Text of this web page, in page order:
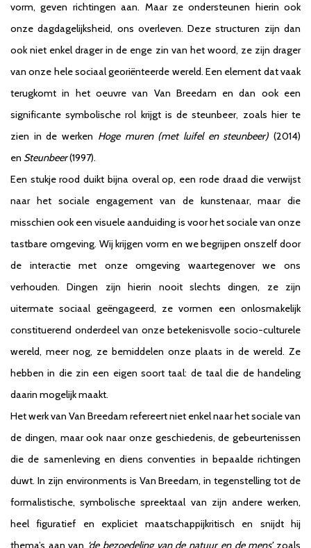
vorm, geven richtingen aan. Maar ze ondersteunen hierin ook
onze dagdagelijksheid, ons overleven. Deze structuren zijn dan
ook niet enkel drager in de enge zin van het woord, ze zijn drager
van onze hele sociaal georiënteerde wereld. Een element dat vaak
terugkomt in het oeuvre van Van Breedam en dan ook een
significante symbolische rol krijgt is de steunbeer, zoals hier te
zien in de werken Hoge muren (met luifel en steunbeer) (2014)
en Steunbeer(1997).
Een stukje rood duikt bijna overal op, een rode draad die verwijst
naar het sociale engagement van de kunstenaar, maar die
misschien ook een visuele aanduiding is voor het sociale van onze
tastbare omgeving. Wij krijgen vorm en we begrijpen onszelf door
de interactie met onze omgeving waartegenover we ons
verhouden. Dingen zijn hierin nooit slechts dingen, ze zijn
uitermate sociaal geëngageerd, ze vormen een onlosmakelijk
constituerend onderdeel van onze betekenisvolle socio-culturele
wereld, meer nog, ze bemiddelen onze plaats in de wereld. Ze
hebben in die zin een eigen soort taal: de taal die de handeling
daarin mogelijk maakt.
Het werk van Van Breedam refereert niet enkel naar het sociale van
de dingen, maar ook naar onze geschiedenis, de gebeurtenissen
die de samenleving en diens conventies in bepaalde richtingen
duwt. In zijn environments is Van Breedam, in tegenstelling tot de
formalistische, symbolische spreektaal van zijn andere werken,
heel figuratief en expliciet maatschappijkritisch en snijdt hij
thema’s aan van ‘de bezoedeling van de natuur en de mens’zoals